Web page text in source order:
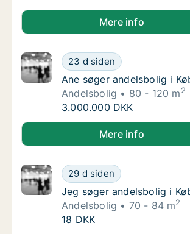
Johanna søger andelsbolig i
Mere info
Ane søger andelsbolig i
23 d siden
Ane søger andelsbolig i
Ane søger andelsbolig i
Andelsbolig
80 - 120 m2
Ane søger andelsbolig i
3.000.000 DKK
Ane søger andelsbolig i København
Mere info
Jeg søger andelsbolig i
29 d siden
Jeg søger andelsbolig i
Jeg søger andelsbolig i
Andelsbolig
70 - 84 m2
Jeg søger andelsbolig i
18 DKK